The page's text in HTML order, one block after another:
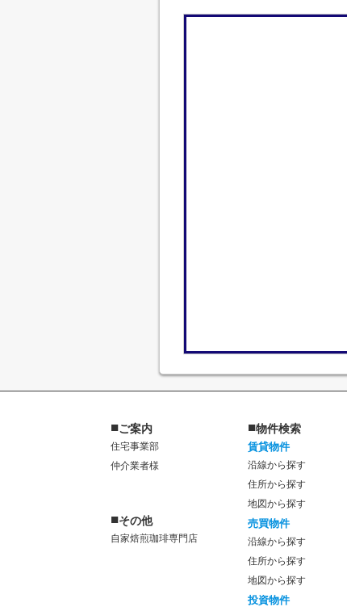
■ご案内
住宅事業部
仲介業者様
■その他
自家焙煎珈琲専門店
■物件検索
賃貸物件
沿線から探す
住所から探す
地図から探す
売買物件
沿線から探す
住所から探す
地図から探す
投資物件